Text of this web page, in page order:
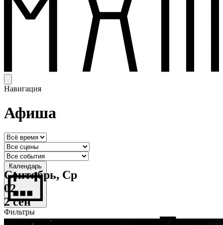
Навигация
Афиша
Календарь
Фильтры
Сентябрь, Ср
02
2 сен